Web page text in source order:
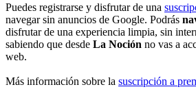
Puedes registrarse y disfrutar de una
navegar sin anuncios de Google. Podrás
disfrutar de una experiencia limpia, sin
sabiendo que desde La Noción no vas a
web.
Más información sobre la suscripción a